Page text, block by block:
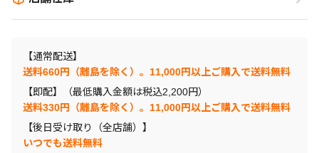
【通常配送】
送料660円（離島を除く）。11,000円以上ご購入で送料無料
【即配】（最低購入金額は税込2,200円）
送料330円（離島を除く）。11,000円以上ご購入で送料無料
【後日受け取り（全店舗）】
いつでも送料無料